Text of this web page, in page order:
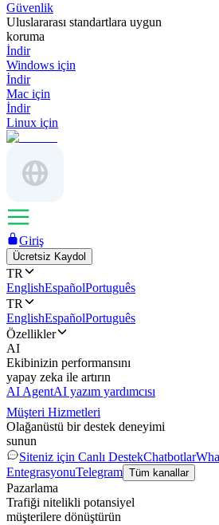
Güvenlik
Uluslararası standartlara uygun
koruma
İndir
Windows için
İndir
Mac için
İndir
Linux için
Giriş
Ücretsiz Kaydol
TR
EnglishEspañolPortuguês
TR
EnglishEspañolPortuguês
Özellikler
AI
Ekibinizin performansını
yapay zeka ile artırın
AI AgentAI yazım yardımcısı
Müşteri Hizmetleri
Olağanüstü bir destek deneyimi
sunun
Siteniz için Canlı DestekChatbotlar
EntegrasyonuTelegram Tüm kanallar
Pazarlama
Trafiği nitelikli potansiyel
müşterilere dönüştürün